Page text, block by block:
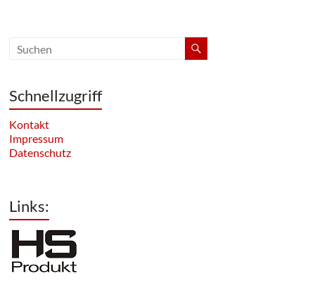
Schnellzugriff
Kontakt
Impressum
Datenschutz
Links: